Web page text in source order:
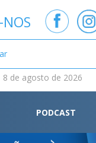
8 de agosto de 2026
PODCAST